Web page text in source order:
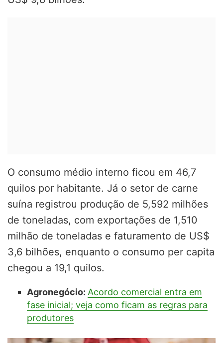
O consumo médio interno ficou em 46,7
quilos por habitante. Já o setor de carne
suína registrou produção de 5,592 milhões
de toneladas, com exportações de 1,510
milhão de toneladas e faturamento de US$
3,6 bilhões, enquanto o consumo per capita
chegou a 19,1 quilos.
Agronegócio: Acordo comercial entra em
fase inicial; veja como ficam as regras para
produtores